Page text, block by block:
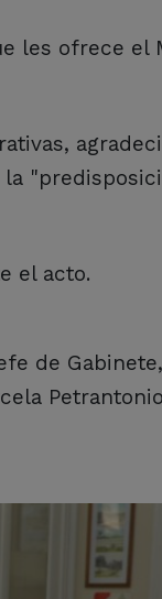
les ofrece el
el acto.
de